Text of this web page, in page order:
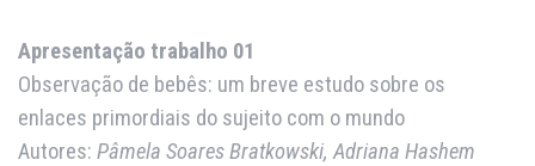
Apresentação trabalho 01
Observação de bebês: um breve estudo sobre os
enlaces primordiais do sujeito com o mundo
Autores: Pâmela Soares Bratkowski, Adriana Hashem